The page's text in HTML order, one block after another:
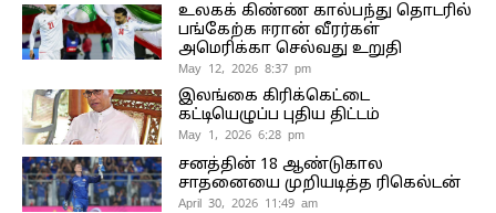
உலகக் கிண்ண கால்பந்து தொடரில்
பங்கேற்க ஈரான் வீரர்கள்
அமெரிக்கா செல்வது உறுதி
May 12, 2026 8:37 pm
இலங்கை கிரிக்கெட்டை
கட்டியெழுப்ப புதிய திட்டம்
May 1, 2026 6:28 pm
சனத்தின் 18 ஆண்டுகால
சாதனையை முறியடித்த ரிகெல்டன்
April 30, 2026 11:49 am